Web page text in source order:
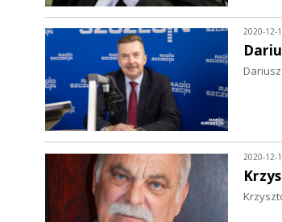
2020-12-
2020-12-